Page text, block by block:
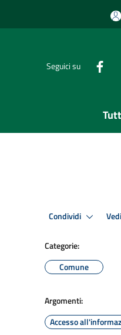
Seguici su
Condividi
Categorie:
Comune
Argomenti:
Accesso